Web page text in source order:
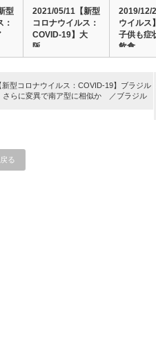
型
：
2021/05/11【新型
コロナウイルス：
COVID-19】大
阪…
2019/12/
ウイルス
子供も症
飲食…
新型コロナウイルス：COVID-19】ブラジル
さらに変異で南ア型に相似か ／ブラジル
る